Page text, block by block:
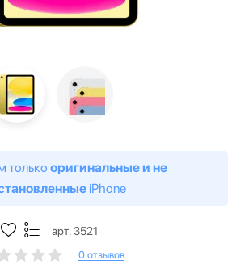
только оригинальные и не
iPhone
арт. 3521
0 отзывов